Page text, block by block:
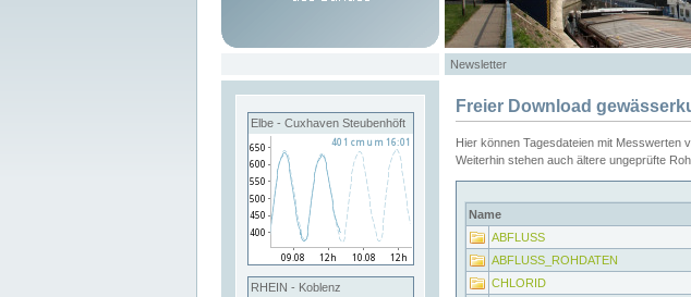
Newsletter
Elbe - Cuxhaven Steubenhöft
RHEIN - Koblenz
Freier Download
Hier können Tagesdateien mit Messwerten
Weiterhin stehen auch ältere ungeprüfte
Name
ABFLUSS
ABFLUSS_ROHDATEN
CHLORID